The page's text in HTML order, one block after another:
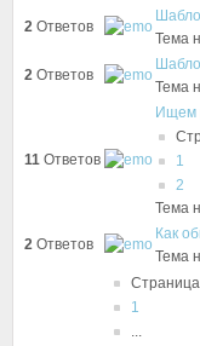
2 Ответов
Тема
2 Ответов
Тема
11 Ответов
Ищем
1
2
Тема
2 Ответов
Как
Тема
1
...